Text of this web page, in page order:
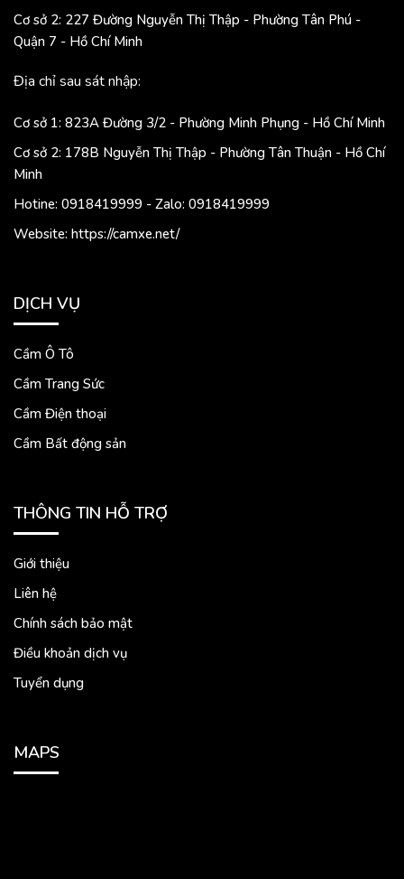
Cơ sở 2: 227 Đường Nguyễn Thị Thập - Phường Tân Phú -
Quận 7 - Hồ Chí Minh
Địa chỉ sau sát nhập:
Cơ sở 1: 823A Đường 3/2 - Phường Minh Phụng - Hồ Chí Minh
Cơ sở 2: 178B Nguyễn Thị Thập - Phường Tân Thuận - Hồ Chí
Minh
Hotine: 0918419999 - Zalo: 0918419999
Website: https://camxe.net/
DỊCH VỤ
Cầm Ô Tô
Cầm Trang Sức
Cầm Điện thoại
Cầm Bất động sản
THÔNG TIN HỖ TRỢ
Giới thiệu
Liên hệ
Chính sách bảo mật
Điều khoản dịch vụ
Tuyển dụng
MAPS